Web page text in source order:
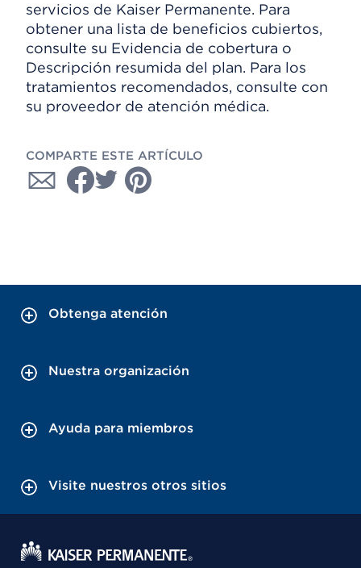
servicios de Kaiser Permanente. Para
obtener una lista de beneficios cubiertos,
consulte su Evidencia de cobertura o
Descripción resumida del plan. Para los
tratamientos recomendados, consulte con
su proveedor de atención médica.
COMPARTE ESTE ARTÍCULO
Obtenga atención
Nuestra organización
Ayuda para miembros
Visite nuestros otros sitios